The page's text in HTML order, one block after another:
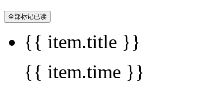
全部标记已读
{{ item.title }}
{{ item.time }}